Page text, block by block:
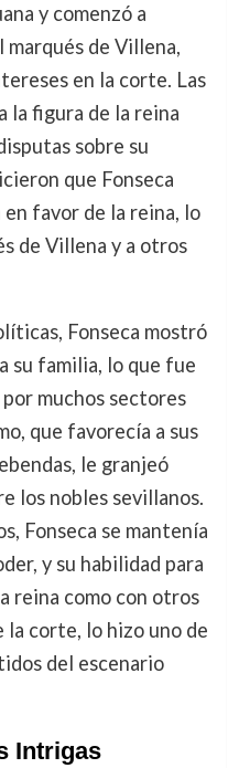
y comenzó a
de Villena,
en la corte. Las
la figura de la reina
sobre su
que Fonseca
favor de la reina, lo
de Villena y a otros
Fonseca mostró
su familia, lo que fue
muchos sectores
que favorecía a sus
le granjeó
los nobles sevillanos.
Fonseca se mantenía
y su habilidad para
reina como con otros
corte, lo hizo uno de
del escenario
Intrigas